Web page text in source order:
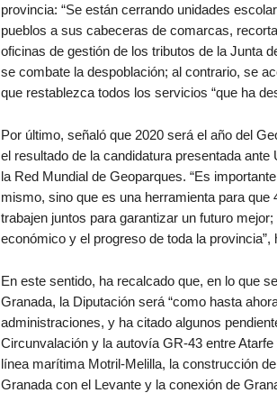
provincia: “Se están cerrando unidades
pueblos a sus cabeceras de comarcas,
oficinas de gestión de los tributos de la Junta
se combate la despoblación; al contrario, se
que restablezca todos los servicios “que ha
Por último, señaló que 2020 será el año del
el resultado de la candidatura presentada
la Red Mundial de Geoparques. “Es
mismo, sino que es una herramienta para
trabajen juntos para garantizar un futuro
económico y el progreso de toda la provincia”,
En este sentido, ha recalcado que, en lo que
Granada, la Diputación será “como hasta
administraciones, y ha citado algunos
Circunvalación y la autovía GR-43 entre
línea marítima Motril-Melilla, la construcción
Granada con el Levante y la conexión de